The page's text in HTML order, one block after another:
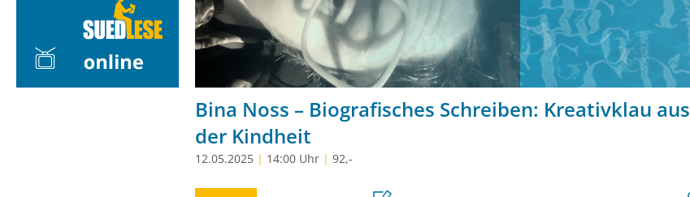
Bina Noss – Biografisches Schreiben: Kreativklau aus
der Kindheit
12.05.2025 | 14:00 Uhr | 92,-